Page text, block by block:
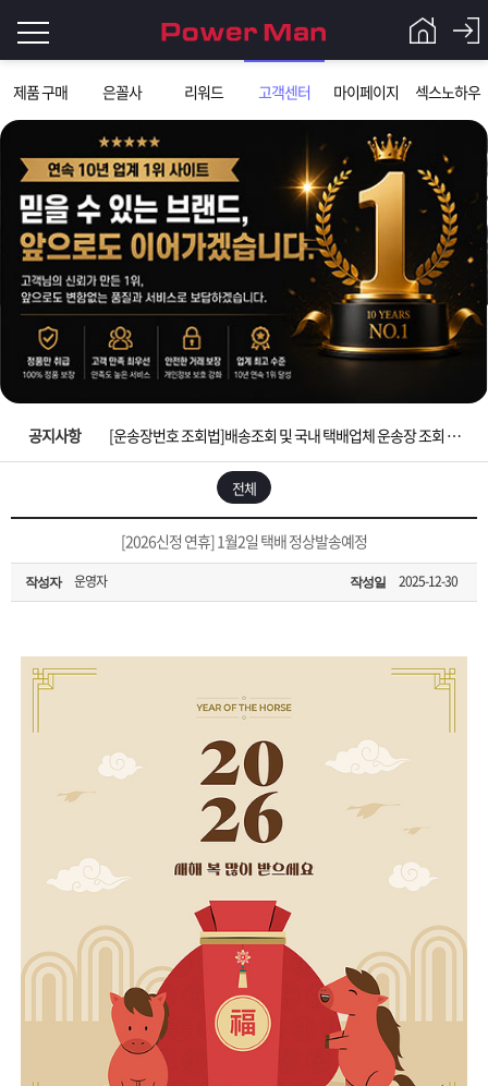
제품 구매 은꼴사 리워드 고객센터 마이페이지 섹스노하우
그
인
이
필
요
니
로
Q&A
파
워
맨
제
품
은
노
하
우
객
센
터
마
이
페
주
문
공지사항
입금확인이 안되는 상황을 대비해 꼭 입금후 고객센터 연락바랍니다.
[2026구정 연휴]설 연휴 배송 및 휴무 안내
[운송장번호 조회법]배송조회 및 국내 택배업체 운송장 조회 하는법
[ios앱 오픈]아이폰 고객 앱설치 가능합니다.
[무인택배함 이용 안내] 집 밖에 주소로 택배 받기
입금확인이 안되는 상황을 대비해 꼭 입금후 고객센터 연락바랍니다.
전체
[2026신정 연휴] 1월2일 택배 정상발송예정
작성자 운영자 작성일 2025-12-30